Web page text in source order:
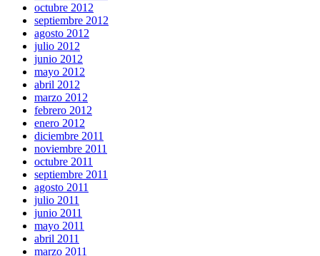
octubre 2012
septiembre 2012
agosto 2012
julio 2012
junio 2012
mayo 2012
abril 2012
marzo 2012
febrero 2012
enero 2012
diciembre 2011
noviembre 2011
octubre 2011
septiembre 2011
agosto 2011
julio 2011
junio 2011
mayo 2011
abril 2011
marzo 2011